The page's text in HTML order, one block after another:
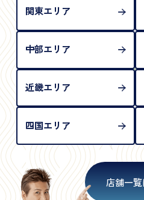
関東エリア
中部エリア
近畿エリア
四国エリア
店舗一